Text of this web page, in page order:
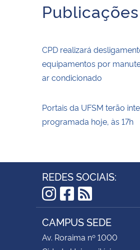
CPD realizará
equipamentos por
ar condicionado
Portais da UFSM terão
programada hoje, às 17h
REDES SOCIAIS:
Instagram
Facebook
RSS
CAMPUS SEDE
Av. Roraima nº 1000